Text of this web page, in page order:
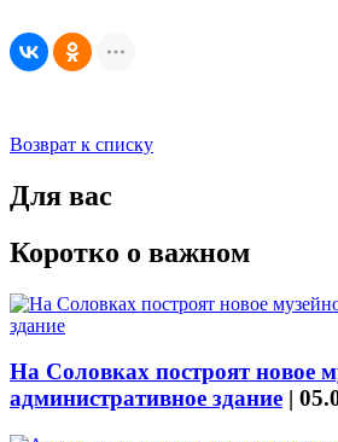
Возврат к списку
Для вас
Коротко о важном
На Соловках построят новое
административное здание |